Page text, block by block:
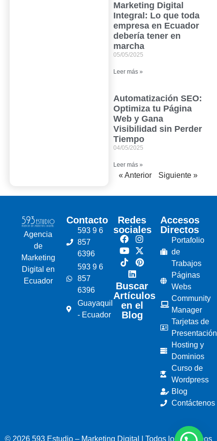
Marketing Digital
Integral: Lo que toda
empresa en Ecuador
debería tener en
marcha
05/05/2025
Leer más »
Automatización SEO:
Optimiza tu Página
Web y Gana
Visibilidad sin Perder
Tiempo
04/05/2025
Leer más »
« Anterior Siguiente »
Agencia
de
Marketing
Digital en
Ecuador
Contacto
593 9 6
857
6396
593 9 6
857
6396
Guayaquil
- Ecuador
Redes
sociales
Buscar
Artículos
en el
Blog
Accesos
Directos
Portafolio
de
Trabajos
Páginas
Webs
Community
Manager
Tarjetas de
Presentación
Hosting y
Dominios
Curso de
Wordpress
Blog
Contáctenos
© 2026 593 Estudio – Marketing Digital | Todos los derechos